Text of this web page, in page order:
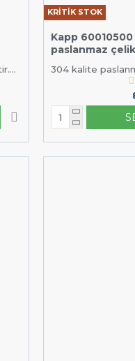
eMutfak iletişimKRİTİK STOK
Kapp
paslanmaz çelik
304 kalite